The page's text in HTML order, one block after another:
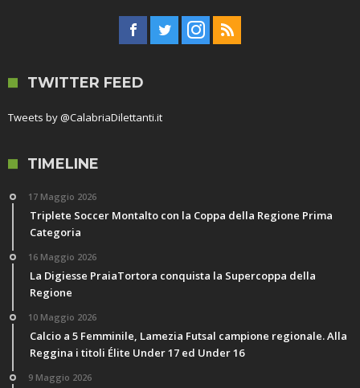
TWITTER FEED
Tweets by @CalabriaDilettanti.it
TIMELINE
17 Maggio 2026
Triplete Soccer Montalto con la Coppa della Regione Prima
Categoria
16 Maggio 2026
La Digiesse PraiaTortora conquista la Supercoppa della
Regione
10 Maggio 2026
Calcio a 5 Femminile, Lamezia Futsal campione regionale. Alla
Reggina i titoli Élite Under 17 ed Under 16
9 Maggio 2026